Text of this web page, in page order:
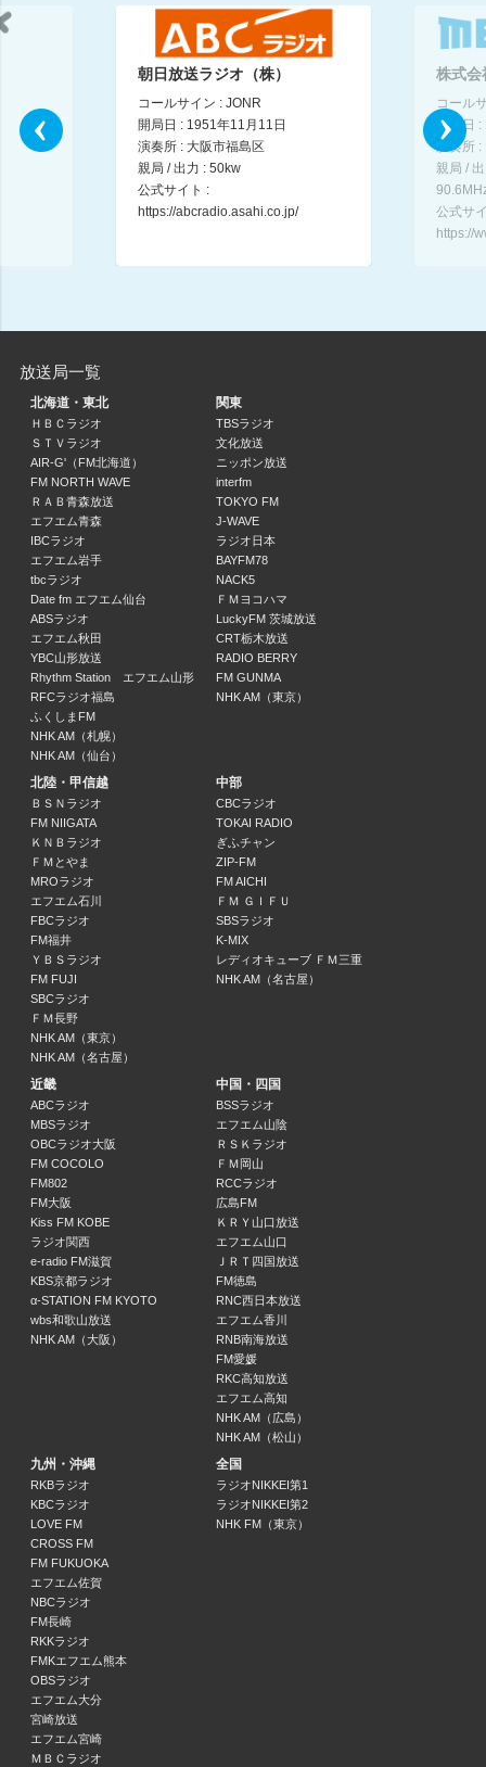
Expedia presents Magical Scenery Tour
なんMEGA!（12時台）
前田彩名 ゲスト: 雪国(インタビュー)
なんMEGA!（14時台）
14:00 ～ 15:00
なんMEGA!（15時台）
桜井雅斗
15:00 ～ 16:00
なんMEGA!（16時台）
桜井雅斗 ゲスト: Rainy。(メッセージ)
16:00 ～ 17:00
キン☆ボシ Happy Hour
しもぐち☆雅充
17:00 ～ 18:55
HIT STREET
18:55 ～ 18:57
交通情報
18:57 ～ 19:00
超特急のRADIO EXPRESS
超特急
19:00 ～ 19:30
スパラジ！
SUPER★DRAGON
OTOSHIMONO
下埜正太
20:00 ～ 21:00
HIT STREET
21:00 ～ 21:30
HIT STREET
21:30 ～ 22:00
SCHOOL OF LOCK! FRIDAY 学校運営戦略会議
アンジー校長 / たんぼ教頭
22:00 ～ 22:30
HIT STREET
22:55 ～ 23:00
WEEKLY ARTIST FILE
鬼頭由芽
23:00 ～ 23:55
IMP.のIMPickup
IMP.
23:55 ～ 24:00
JET STREAM
福山雅治 / ホラン千秋
朝日放送ラジオ（株）
コールサイン : JONR
開局日 : 1951年11月11日
演奏所 : 大阪市福島区
親局 / 出力 : 50kw
公式サイト :
https://abcradio.asahi.co.jp/
株式会
コール
開局日
演奏所 :
親局 /
公式サ
https://
放送局一覧
北海道・東北
ＨＢＣラジオ
ＳＴＶラジオ
AIR-G'（FM北海道）
FM NORTH WAVE
ＲＡＢ青森放送
エフエム青森
IBCラジオ
エフエム岩手
tbcラジオ
Date fm エフエム仙台
ABSラジオ
エフエム秋田
YBC山形放送
Rhythm Station エフエム山形
RFCラジオ福島
ふくしまFM
NHK AM（札幌）
NHK AM（仙台）
関東
TBSラジオ
文化放送
ニッポン放送
interfm
TOKYO FM
J-WAVE
ラジオ日本
BAYFM78
NACK5
ＦＭヨコハマ
LuckyFM 茨城放送
CRT栃木放送
RADIO BERRY
FM GUNMA
NHK AM（東京）
北陸・甲信越
ＢＳＮラジオ
FM NIIGATA
ＫＮＢラジオ
ＦＭとやま
MROラジオ
エフエム石川
FBCラジオ
FM福井
ＹＢＳラジオ
FM FUJI
SBCラジオ
ＦＭ長野
NHK AM（東京）
NHK AM（名古屋）
中部
CBCラジオ
TOKAI RADIO
ぎふチャン
ZIP-FM
FM AICHI
ＦＭ ＧＩＦＵ
SBSラジオ
K-MIX
レディオキューブ ＦＭ三重
NHK AM（名古屋）
近畿
ABCラジオ
MBSラジオ
OBCラジオ大阪
FM COCOLO
FM802
FM大阪
Kiss FM KOBE
ラジオ関西
e-radio FM滋賀
KBS京都ラジオ
α-STATION FM KYOTO
wbs和歌山放送
NHK AM（大阪）
中国・四国
BSSラジオ
エフエム山陰
ＲＳＫラジオ
ＦＭ岡山
RCCラジオ
広島FM
ＫＲＹ山口放送
エフエム山口
ＪＲＴ四国放送
FM徳島
RNC西日本放送
エフエム香川
RNB南海放送
FM愛媛
RKC高知放送
エフエム高知
NHK AM（広島）
NHK AM（松山）
九州・沖縄
RKBラジオ
KBCラジオ
LOVE FM
CROSS FM
FM FUKUOKA
エフエム佐賀
NBCラジオ
FM長崎
RKKラジオ
FMKエフエム熊本
OBSラジオ
エフエム大分
宮崎放送
エフエム宮崎
ＭＢＣラジオ
全国
ラジオNIKKEI第1
ラジオNIKKEI第2
NHK FM（東京）